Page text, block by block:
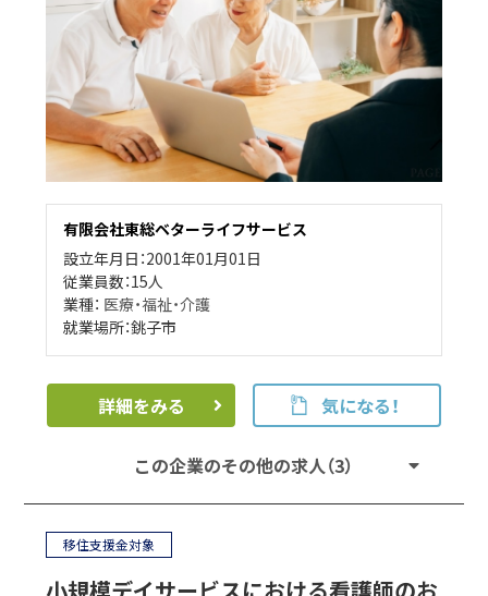
有限会社東総ベターライフサービス
設立年月日：2001年01月01日
従業員数：15人
業種： 医療・福祉・介護
就業場所：銚子市
詳細をみる 気になる！
この企業のその他の求人（3）
移住支援金対象